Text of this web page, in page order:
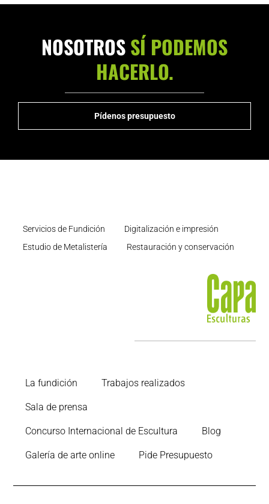
Pídenos presupuesto
NOSOTROSSÍ PODEMOS
HACERLO.
Servicios de Fundición
Digitalización e impresión
Estudio de Metalistería
Restauración y conservación
La fundición Trabajos realizados
Sala de prensa
Concurso Internacional de Escultura Blog
Galería de arte online Pide Presupuesto